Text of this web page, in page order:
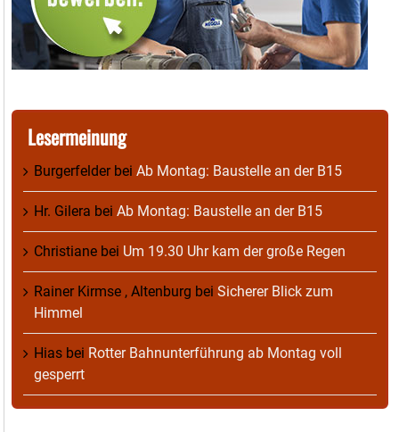
Lesermeinung
Burgerfelderbei Ab Montag: Baustelle an der B15
Hr. Gilera bei Ab Montag: Baustelle an der B15
Christiane bei Um 19.30 Uhr kam der große Regen
Rainer Kirmse , Altenburg bei Sicherer Blick zum
Himmel
Hias bei Rotter Bahnunterführung ab Montag voll
gesperrt